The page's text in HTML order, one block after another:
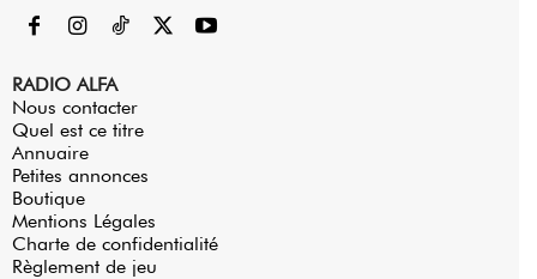
RADIO ALFA
Nous contacter
Quel est ce titre
Annuaire
Petites annonces
Boutique
Mentions Légales
Charte de confidentialité
Règlement de jeu